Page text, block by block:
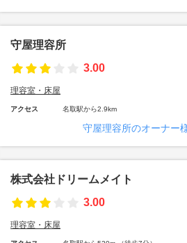
守屋理容所
3.00
理容室・床屋
アクセス 名取駅から2.9km
守屋理容所のオーナー
株式会社ドリームメイト
3.00
理容室・床屋